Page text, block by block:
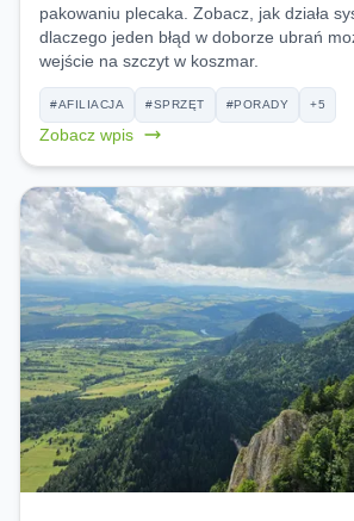
pakowaniu plecaka. Zobacz, jak działa
dlaczego jeden błąd w doborze ubrań
wejście na szczyt w koszmar.
#AFILIACJA #SPRZĘT #PORADY +5
Zobacz wpis